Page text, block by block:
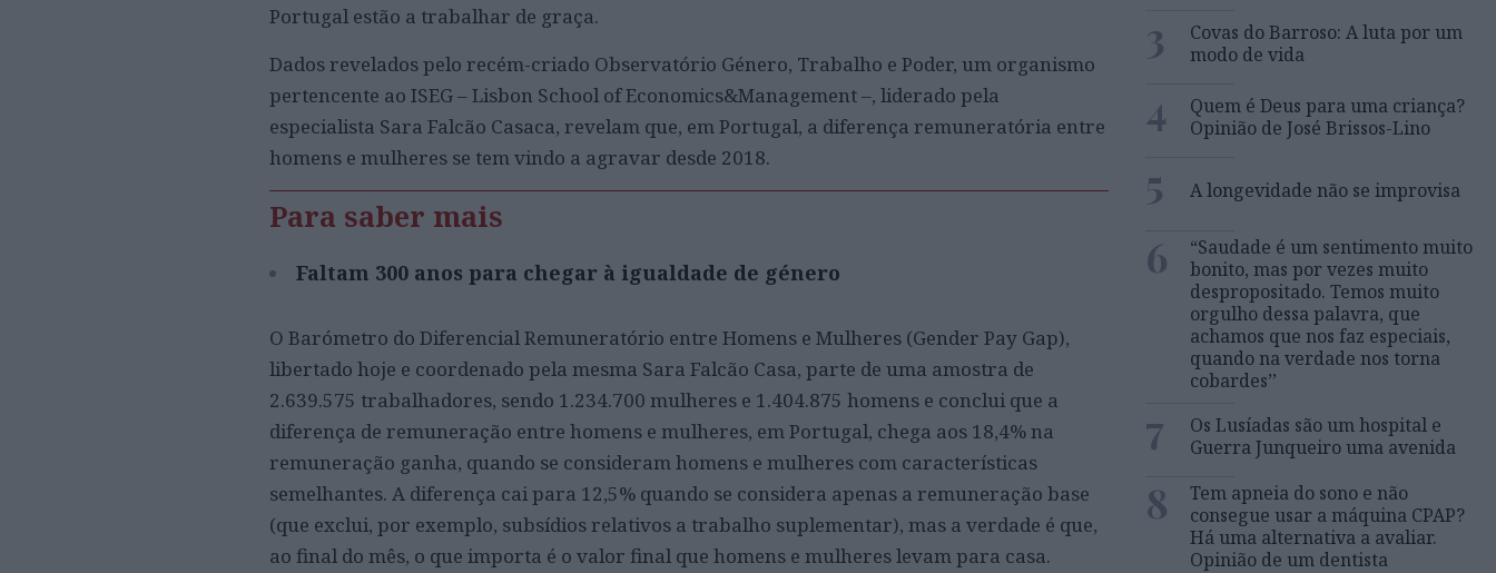
Portugal estão a trabalhar de graça.
Dados revelados pelo recém-criado Observatório Género, Trabalho e Poder, um organismo
pertencente ao ISEG – Lisbon School of Economics&Management –, liderado pela
especialista Sara Falcão Casaca, revelam que, em Portugal, a diferença remuneratória entre
homens e mulheres se tem vindo a agravar desde 2018.
Para saber mais
Faltam 300 anos para chegar à igualdade de género
O Barómetro do Diferencial Remuneratório entre Homens e Mulheres (Gender Pay Gap),
libertado hoje e coordenado pela mesma Sara Falcão Casa, parte de uma amostra de
2.639.575 trabalhadores, sendo 1.234.700 mulheres e 1.404.875 homens e conclui que a
diferença de remuneração entre homens e mulheres, em Portugal, chega aos 18,4% na
remuneração ganha, quando se consideram homens e mulheres com características
semelhantes. A diferença cai para 12,5% quando se considera apenas a remuneração base
(que exclui, por exemplo, subsídios relativos a trabalho suplementar), mas a verdade é que,
ao final do mês, o que importa é o valor final que homens e mulheres levam para casa.
3
Covas do Barroso: A luta por um
modo de vida
4
Quem é Deus para uma criança?
Opinião de José Brissos-Lino
5 A longevidade não se improvisa
6
“Saudade é um sentimento muito
bonito, mas por vezes muito
despropositado. Temos muito
orgulho dessa palavra, que
achamos que nos faz especiais,
quando na verdade nos torna
cobardes’’
7
Os Lusíadas são um hospital e
Guerra Junqueiro uma avenida
8
Tem apneia do sono e não
consegue usar a máquina CPAP?
Há uma alternativa a avaliar.
Opinião de um dentista